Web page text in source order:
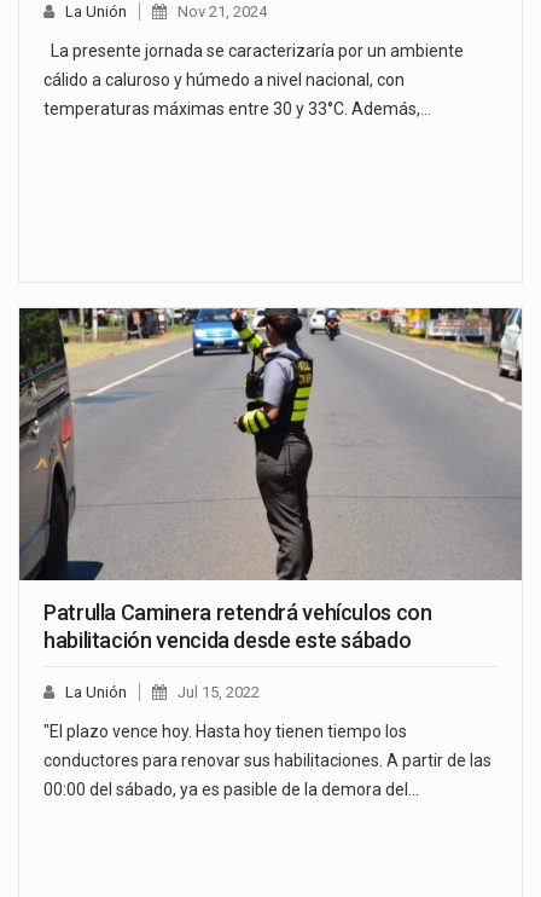
La Unión Nov 21, 2024
La presente jornada se caracterizaría por un ambiente
cálido a caluroso y húmedo a nivel nacional, con
temperaturas máximas entre 30 y 33°C. Además,…
Patrulla Caminera retendrá vehículos con
habilitación vencida desde este sábado
La Unión Jul 15, 2022
"El plazo vence hoy. Hasta hoy tienen tiempo los
conductores para renovar sus habilitaciones. A partir de las
00:00 del sábado, ya es pasible de la demora del…